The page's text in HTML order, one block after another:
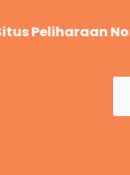
kePeliharaan